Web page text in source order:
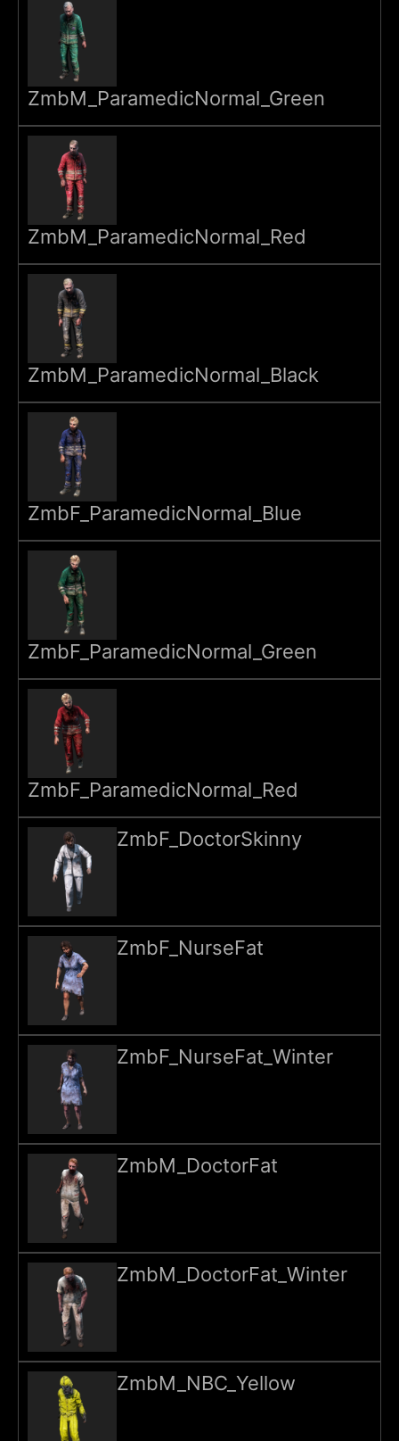
ZmbM_ParamedicNormal_Green
ZmbM_ParamedicNormal_Red
ZmbM_ParamedicNormal_Black
ZmbF_ParamedicNormal_Blue
ZmbF_ParamedicNormal_Green
ZmbF_ParamedicNormal_Red
ZmbF_DoctorSkinny
ZmbF_NurseFat
ZmbF_NurseFat_Winter
ZmbM_DoctorFat
ZmbM_DoctorFat_Winter
ZmbM_NBC_Yellow